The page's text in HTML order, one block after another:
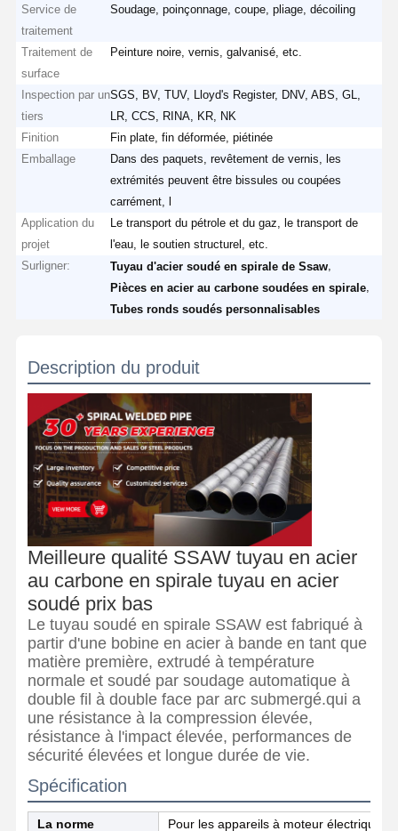
Aperçu
Nous
Service de
traitement
Soudage, poinçonnage, coupe, pliage, décoiling
Traitement de
surface
Peinture noire, vernis, galvanisé, etc.
Inspection par un
tiers
SGS, BV, TUV, Lloyd's Register, DNV, ABS, GL,
LR, CCS, RINA, KR, NK
Finition
Fin plate, fin déformée, piétinée
Emballage
Dans des paquets, revêtement de vernis, les
extrémités peuvent être bissules ou coupées
carrément, l
Application du
projet
Le transport du pétrole et du gaz, le transport de
l'eau, le soutien structurel, etc.
Surligner:
Tuyau d'acier soudé en spirale de Ssaw
Pièces en acier au carbone soudées en spirale
Tubes ronds soudés personnalisables
Description du produit
Meilleure qualité SSAW tuyau en acier
au carbone en spirale tuyau en acier
soudé prix bas
Le tuyau soudé en spirale SSAW est fabriqué à
partir d'une bobine en acier à bande en tant que
matière première, extrudé à température
normale et soudé par soudage automatique à
double fil à double face par arc submergé.qui a
une résistance à la compression élevée,
résistance à l'impact élevée, performances de
sécurité élevées et longue durée de vie.
Spécification
La norme Pour les appareils à moteur électrique